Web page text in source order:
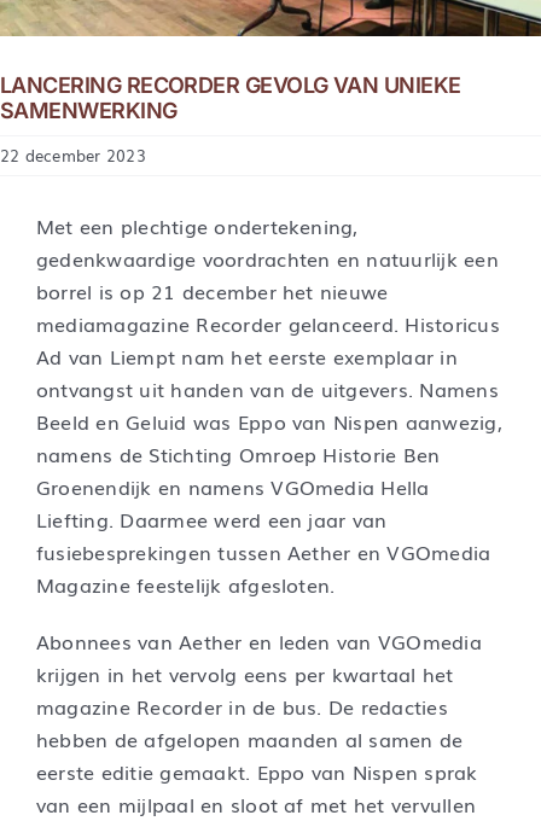
LANCERING RECORDER GEVOLG VAN UNIEKE
SAMENWERKING
22 december 2023
Met een plechtige ondertekening,
gedenkwaardige voordrachten en natuurlijk een
borrel is op 21 december het nieuwe
mediamagazine Recorder gelanceerd. Historicus
Ad van Liempt nam het eerste exemplaar in
ontvangst uit handen van de uitgevers. Namens
Beeld en Geluid was Eppo van Nispen aanwezig,
namens de Stichting Omroep Historie Ben
Groenendijk en namens VGOmedia Hella
Liefting. Daarmee werd een jaar van
fusiebesprekingen tussen Aether en VGOmedia
Magazine feestelijk afgesloten.
Abonnees van Aether en leden van VGOmedia
krijgen in het vervolg eens per kwartaal het
magazine Recorder in de bus. De redacties
hebben de afgelopen maanden al samen de
eerste editie gemaakt. Eppo van Nispen sprak
van een mijlpaal en sloot af met het vervullen